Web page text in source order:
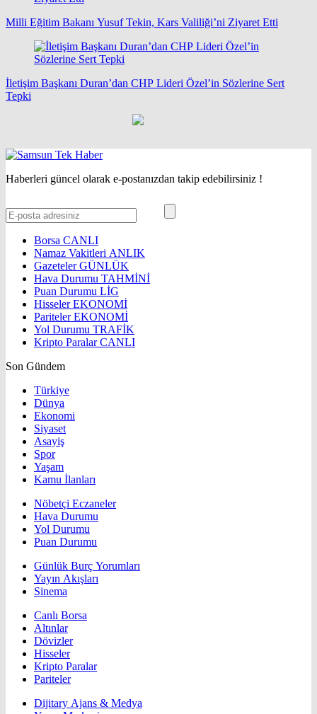
Milli Eğitim Bakanı Yusuf Tekin, Kars Valiliği’ni Ziyaret Etti
İletişim Başkanı Duran’dan CHP Lideri Özel’in Sözlerine Sert
Tepki
Haberleri güncel olarak e-postanızdan takip edebilirsiniz !
Borsa CANLI
Namaz Vakitleri ANLIK
GazetelerGÜNLÜK
Hava Durumu TAHMİNİ
Puan Durumu LİG
HisselerEKONOMİ
ParitelerEKONOMİ
Yol Durumu TRAFİK
Kripto ParalarCANLI
Son Gündem
Türkiye
Dünya
Ekonomi
Siyaset
Asayiş
Spor
Yaşam
Kamu İlanları
Nöbetçi Eczaneler
Hava Durumu
Yol Durumu
Puan Durumu
Günlük Burç Yorumları
Yayın Akışları
Sinema
Canlı Borsa
Altınlar
Dövizler
Hisseler
Kripto Paralar
Pariteler
Dijitary Ajans & Medya